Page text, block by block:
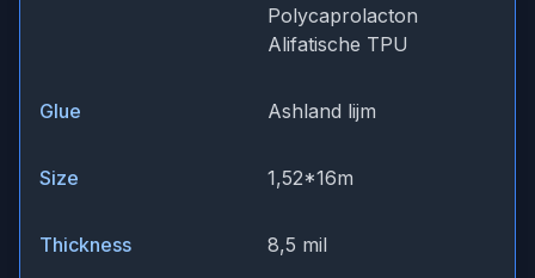
Polycaprolacton
Alifatische TPU
Glue Ashland lijm
Size 1,52*16m
Thickness 8,5 mil